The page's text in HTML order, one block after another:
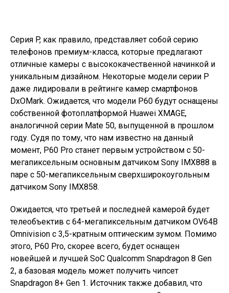
Серия P, как правило, представляет собой серию
телефонов премиум-класса, которые предлагают
отличные камеры с высококачественной начинкой и
уникальным дизайном. Некоторые модели серии P
даже лидировали в рейтинге камер смартфонов
DxOMark. Ожидается, что модели P60 будут оснащены
собственной фотоплатформой Huawei XMAGE,
аналогичной серии Mate 50, выпущенной в прошлом
году. Судя по тому, что нам известно на данный
момент, P60 Pro станет первым устройством с 50-
мегапиксельным основным датчиком Sony IMX888 в
паре с 50-мегапиксельным сверхширокоугольным
датчиком Sony IMX858.
Ожидается, что третьей и последней камерой будет
телеобъектив с 64-мегапиксельным датчиком OV64B
Omnivision с 3,5-кратным оптическим зумом. Помимо
этого, P60 Pro, скорее всего, будет оснащен
новейшей и лучшей SoC Qualcomm Snapdragon 8 Gen
2, а базовая модель может получить чипсет
Snapdragon 8+ Gen 1. Источник также добавил, что